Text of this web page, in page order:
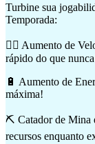
Turbine sua
Temporada:
🏃‍♂️ Aumento de
rápido do que
🔋 Aumento de
máxima!
⛏️ Catador de Mina
recursos enquanto